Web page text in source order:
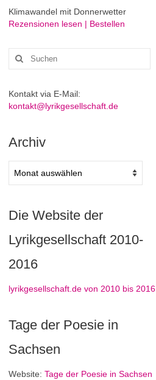
Klimawandel mit Donnerwetter
Rezensionen lesen | Bestellen
Suchen
nach:
Kontakt via E-Mail:
kontakt@lyrikgesellschaft.de
Archiv
Die Website der
Lyrikgesellschaft 2010-
2016
lyrikgesellschaft.de von 2010 bis 2016
Tage der Poesie in
Sachsen
Website: Tage der Poesie in Sachsen